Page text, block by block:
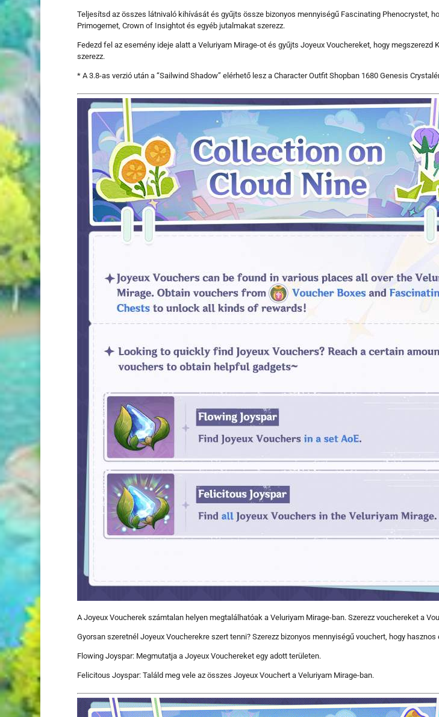
Teljesítsd az összes látnivaló kihívását és gyűjts össze bizonyos mennyiségű Fascinating Phenocrystet,
Primogemet, Crown of Insightot és egyéb jutalmakat szerezz.
Fedezd fel az esemény ideje alatt a Veluriyam Mirage-ot és gyűjts Joyeux Vouchereket, hogy
szerezz.
* A 3.8-as verzió után a “Sailwind Shadow” elérhető lesz a Character Outfit Shopban 1680 Genesis
A Joyeux Voucherek számtalan helyen megtalálhatóak a Veluriyam Mirage-ban. Szerezz vouchereket a
Gyorsan szeretnél Joyeux Voucherekre szert tenni? Szerezz bizonyos mennyiségű vouchert, hogy
Flowing Joyspar: Megmutatja a Joyeux Vouchereket egy adott területen.
Felicitous Joyspar: Találd meg vele az összes Joyeux Vouchert a Veluriyam Mirage-ban.